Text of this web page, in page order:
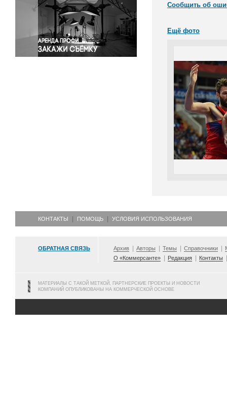
Спорт
Экология
Экономика и бизнес
Сообщить об
Ещё фото
КОНТАКТЫ ПОМОЩЬ УСЛОВИЯ ИСПОЛЬЗОВАНИЯ
ОБРАТНАЯ СВЯЗЬ Архив Авторы Темы Справочники
О «Коммерсанте»
Редакция Контакты
МАТЕРИАЛЫ С ТАКОЙ МЕТКОЙ, ПАРТНЕРСКИЕ ПРОЕКТЫ И НОВОСТИ
КОМПАНИЙ ОПУБЛИКОВАНЫ НА КОММЕРЧЕСКОЙ ОСНОВЕ